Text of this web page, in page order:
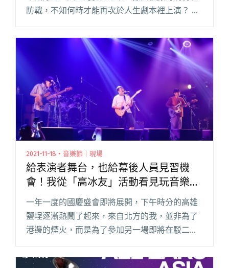
防戰，不知何時才能再次於人生劇本裡上演？ 根
據「網路調查溫度計」，演唱會為十大脫單聖地
之一，今年夏天 Legacy 化身邱比特，與「善感
少女俱樂部」聯手舉辦閱讀全文 "「夏日求偶
夜」霓虹愛神為你射箭 DJ Ku da Yeast攜雷擎、
藍婷組最潮浪漫隊"
2021-11-18・音樂節｜現場
給表演者舞台，也給幕後人員見習機
會！我從「高冰友」活動看見玩音樂的
活力與熱情
一年一度的國慶盛會即將展開，下午時分的高雄
鹽埕逐漸熱鬧了起來，來自北方的我，並非為了
港邊的煙火，而是為了參加另一場即將在駁二藝
－高冰友」而來。 近年隨著高雄流行音樂中心